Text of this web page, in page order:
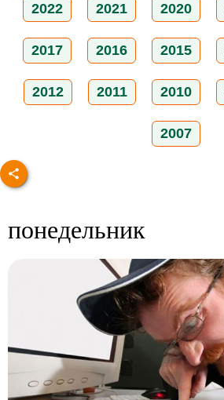
2022 2021 2020
2017 2016 2015
2012 2011 2010
2007
понедельник